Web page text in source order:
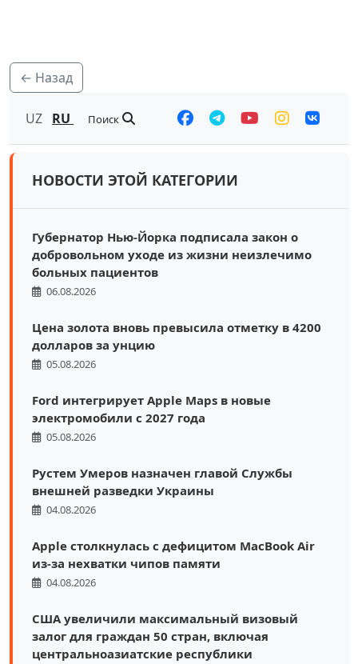
← Назад
UZ RU Поиск
НОВОСТИ ЭТОЙ КАТЕГОРИИ
Губернатор Нью-Йорка подписала закон о
добровольном уходе из жизни неизлечимо
больных пациентов
06.08.2026
Цена золота вновь превысила отметку в 4200
долларов за унцию
05.08.2026
Ford интегрирует Apple Maps в новые
электромобили с 2027 года
05.08.2026
Рустем Умеров назначен главой Службы
внешней разведки Украины
04.08.2026
Apple столкнулась с дефицитом MacBook Air
из-за нехватки чипов памяти
04.08.2026
США увеличили максимальный визовый
залог для граждан 50 стран, включая
центральноазиатские республики